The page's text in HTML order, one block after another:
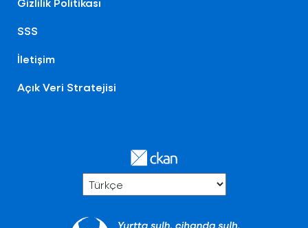
SSS
İletişim
Açık Veri Stratejisi